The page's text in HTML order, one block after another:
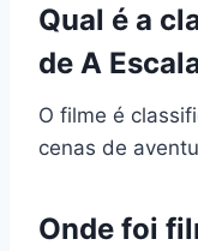
Qual é a
de A
O filme é
cenas de
Onde foi